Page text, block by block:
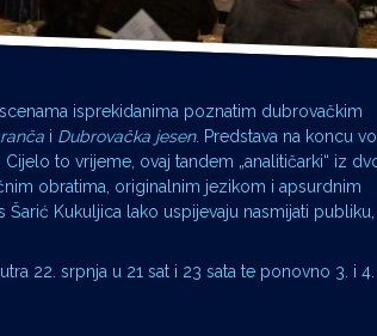
isprekidanima poznatim dubrovačkim
i Dubrovačka jesen. Predstava na koncu
to vrijeme, ovaj tandem „analitičarki“ iz
obratima, originalnim jezikom i apsurdnim
Kukuljica lako uspijevaju nasmijati publiku,
22. srpnja u 21 sat i 23 sata te ponovno 3. i 4.